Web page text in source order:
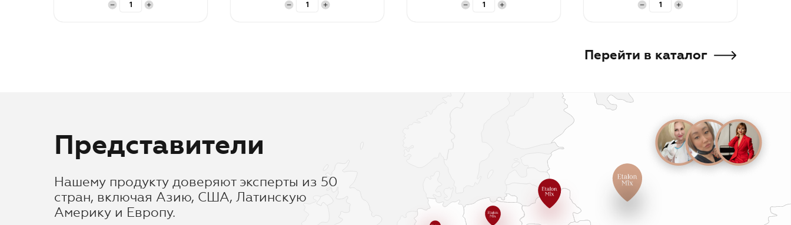
Перейти в каталог
Представители
Нашему продукту доверяют эксперты из 50
стран, включая Азию, США, Латинскую
Америку и Европу.